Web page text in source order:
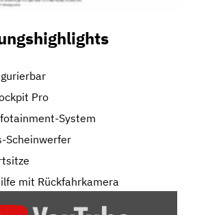
Pro
System
Scheinwerfer
mit Rückfahrkamera